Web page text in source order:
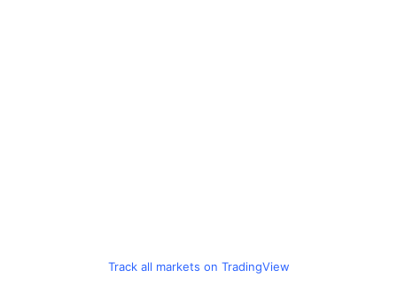
Track all markets on TradingView